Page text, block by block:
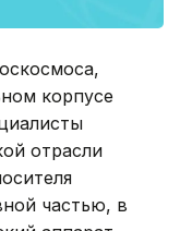
корпусе
отрасли
частью, в